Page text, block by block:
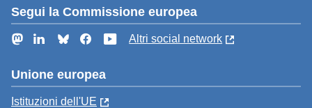
Segui la Commissione europea
MastodonLinkedInBlueskyFacebookYouTube
Altri social network
Unione europea
Istituzioni dell'UE